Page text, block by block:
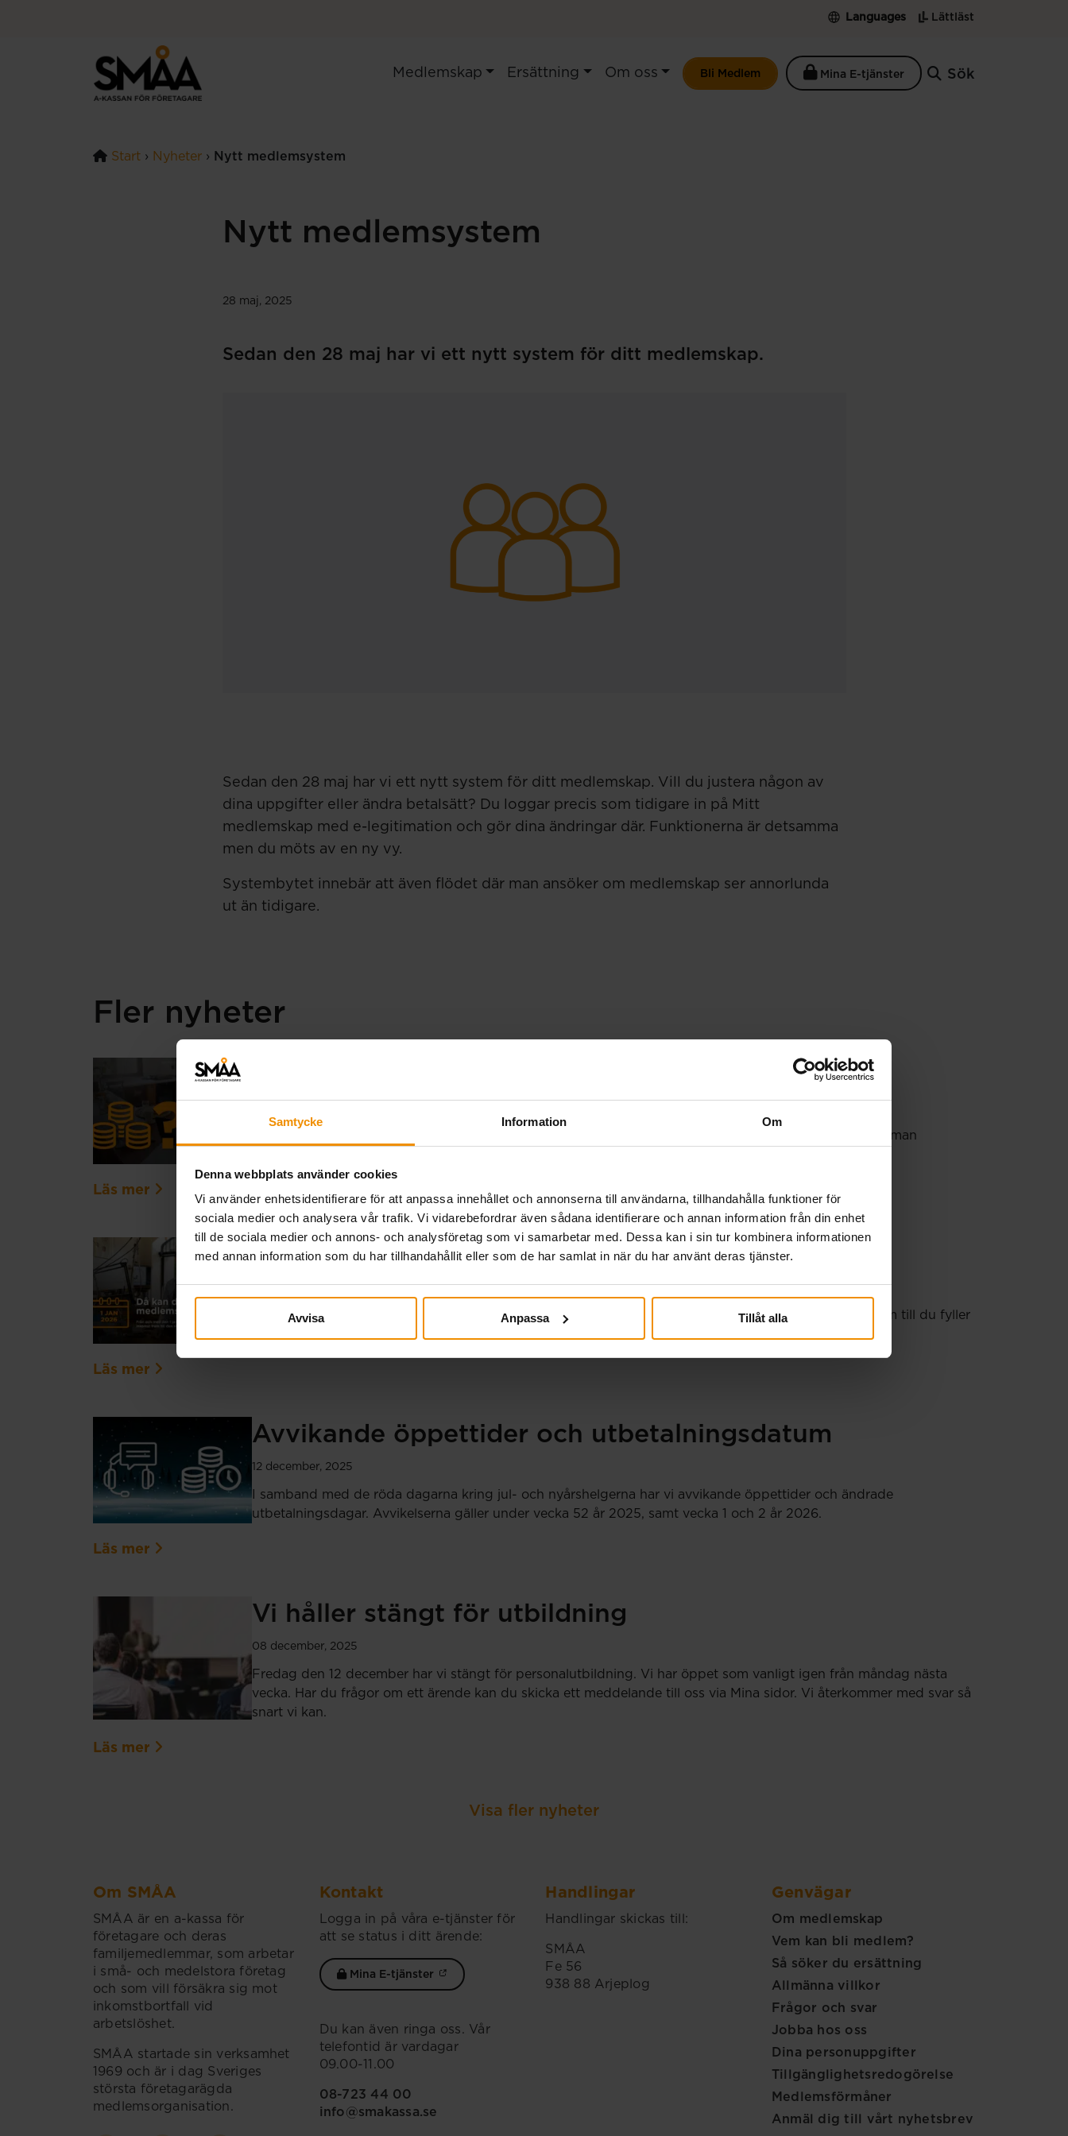
Samtycke Information Om
Denna webbplats använder cookies
Vi använder enhetsidentifierare för att anpassa innehållet och annonserna till användarna, tillhandahålla funktioner för
sociala medier och analysera vår trafik. Vi vidarebefordrar även sådana identifierare och annan information från din enhet
till de sociala medier och annons- och analysföretag som vi samarbetar med. Dessa kan i sin tur kombinera informationen
med annan information som du har tillhandahållit eller som de har samlat in när du har använt deras tjänster.
Avvisa Anpassa Tillåt alla
Languages Lättläst
Medlemskap Ersättning Om oss Bli Medlem Mina E-tjänster Sök
Start › Nyheter › Nytt medlemsystem
Nytt medlemsystem
28 maj, 2025
Sedan den 28 maj har vi ett nytt system för ditt medlemskap.
Sedan den 28 maj har vi ett nytt system för ditt medlemskap. Vill du justera någon av
dina uppgifter eller ändra betalsätt? Du loggar precis som tidigare in på Mitt
medlemskap med e-legitimation och gör dina ändringar där. Funktionerna är detsamma
men du möts av en ny vy.
Systembytet innebär att även flödet där man ansöker om medlemskap ser annorlunda
ut än tidigare.
Fler nyheter
Ett inkomstvillkor för att kunna få ersättning från a-kassan kan låta tufft men för att förenkla det – summan
Läs mer
Åldersgränsen för a-kassa höjs
15 december, 2025
Efter årsskiftet höjs åldersgränsen för a-kassa. Då kan du försäkra din inkomst och söka ersättning fram till du fyller
Läs mer
Avvikande öppettider och utbetalningsdatum
12 december, 2025
I samband med de röda dagarna kring jul- och nyårshelgerna har vi avvikande öppettider och ändrade
utbetalningsdagar. Avvikelserna gäller under vecka 52 år 2025, samt vecka 1 och 2 år 2026.
Läs mer
Vi håller stängt för utbildning
08 december, 2025
Fredag den 12 december har vi stängt för personalutbildning. Vi har öppet som vanligt igen från måndag nästa
vecka. Har du frågor om ett ärende kan du skicka ett meddelande till oss via Mina sidor. Vi återkommer med svar så
snart vi kan.
Läs mer
Visa fler nyheter
Om SMÅA
SMÅA är en a-kassa för
företagare och deras
familjemedlemmar, som arbetar
i små- och medelstora företag
och som vill försäkra sig mot
inkomstbortfall vid
arbetslöshet.
SMÅA startade sin verksamhet
1969 och är i dag Sveriges
största företagarägda
medlemsorganisation.
Kontakt
Logga in på våra e-tjänster för
att se status i ditt ärende:
Mina E-tjänster
Du kan även ringa oss. Vår
telefontid är vardagar
09.00-11.00
08-723 44 00
info@smakassa.se
Handlingar
Handlingar skickas till:
SMÅA
Fe 56
938 88 Arjeplog
Genvägar
Om medlemskap
Vem kan bli medlem?
Så söker du ersättning
Allmänna villkor
Frågor och svar
Jobba hos oss
Dina personuppgifter
Tillgänglighetsredogörelse
Medlemsförmåner
Anmäl dig till vårt nyhetsbrev